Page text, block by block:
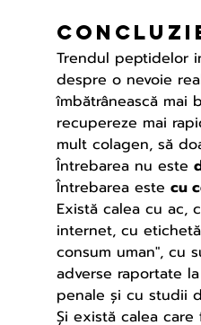
Trendul peptidelor
despre o nevoie
îmbătrânească mai
recupereze mai
mult colagen, să
Întrebarea nu este
Întrebarea este cu
Există calea cu ac,
internet, cu
consum uman", cu
adverse raportate
penale și cu studii
Și există calea